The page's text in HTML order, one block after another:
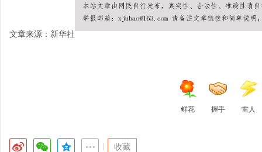
文章来源：新华社
鲜花 握手 雷人
收藏